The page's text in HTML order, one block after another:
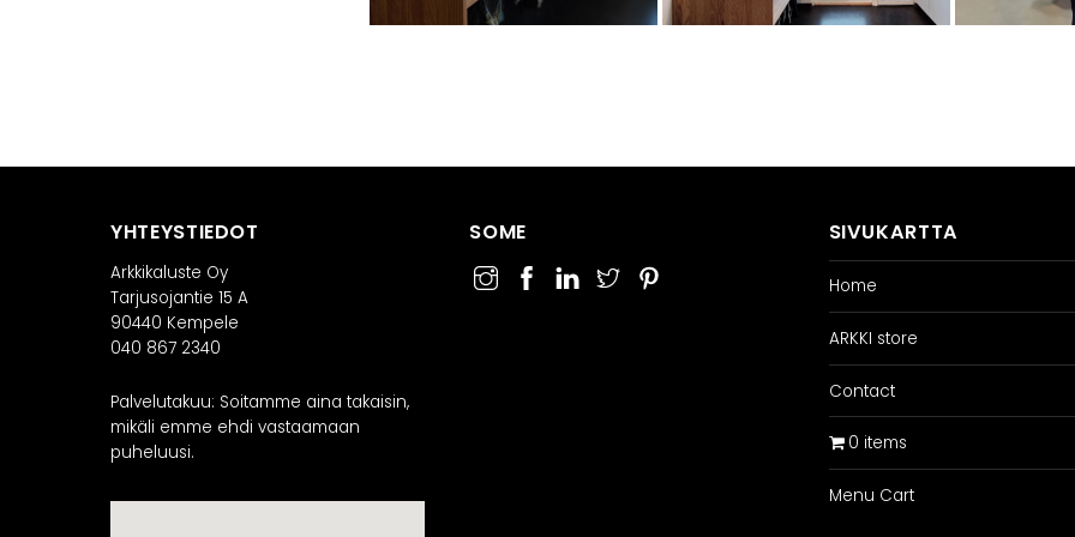
YHTEYSTIEDOT
Arkkikaluste Oy
Tarjusojantie 15 A
90440 Kempele
040 867 2340
Palvelutakuu: Soitamme aina takaisin,
mikäli emme ehdi vastaamaan
puheluusi.
SOME SIVUKARTTA
Home
ARKKI store
Contact
0 items
Menu Cart